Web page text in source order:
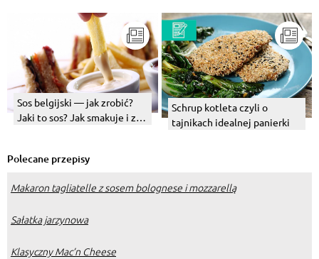
Sos belgijski — jak zrobić?
Jaki to sos? Jak smakuje i z
Schrup kotleta czyli o
tajnikach idealnej panierki
Polecane przepisy
Makaron tagliatelle z sosem bolognese i mozzarellą
Sałatka jarzynowa
Klasyczny Mac’n Cheese